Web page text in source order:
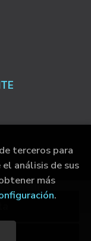
Derechos
terceros para
análisis de sus
más
.